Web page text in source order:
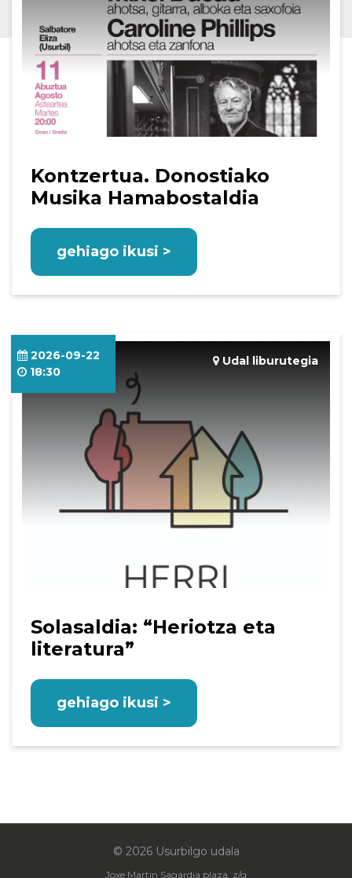
Kontzertua. Donostiako
Musika Hamabostaldia
gehiago ikusi >
Udal liburutegia
2026-09-22
18:30
Solasaldia: “Heriotza eta
literatura”
gehiago ikusi >
© 2026 Usurbilgo udala
Joxe Martin Sagardia plaza, z/g